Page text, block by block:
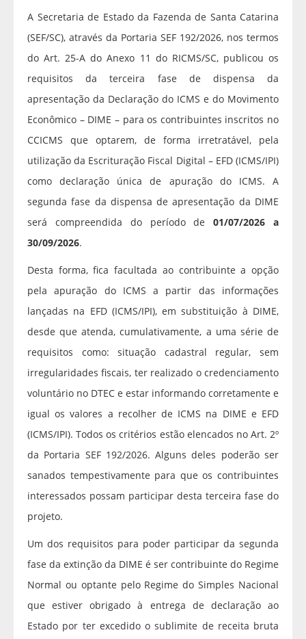
A Secretaria de Estado da Fazenda de Santa Catarina
(SEF/SC), através da Portaria SEF 192/2026, nos termos
do Art. 25-A do Anexo 11 do RICMS/SC, publicou os
requisitos da terceira fase de dispensa da
apresentação da Declaração do ICMS e do Movimento
Econômico – DIME – para os contribuintes inscritos no
CCICMS que optarem, de forma irretratável, pela
utilização da Escrituração Fiscal Digital – EFD (ICMS/IPI)
como declaração única de apuração do ICMS. A
segunda fase da dispensa de apresentação da DIME
será compreendida do período de01/07/2026 a
30/09/2026.
Desta forma, fica facultada ao contribuinte a opção
pela apuração do ICMS a partir das informações
lançadas na EFD (ICMS/IPI), em substituição à DIME,
desde que atenda, cumulativamente, a uma série de
requisitos como: situação cadastral regular, sem
irregularidades fiscais, ter realizado o credenciamento
voluntário no DTEC e estar informando corretamente e
igual os valores a recolher de ICMS na DIME e EFD
(ICMS/IPI). Todos os critérios estão elencados no Art. 2º
da Portaria SEF 192/2026. Alguns deles poderão ser
sanados tempestivamente para que os contribuintes
interessados possam participar desta terceira fase do
projeto.
Um dos requisitos para poder participar da segunda
fase da extinção da DIME é ser contribuinte do Regime
Normal ou optante pelo Regime do Simples Nacional
que estiver obrigado à entrega de declaração ao
Estado por ter excedido o sublimite de receita bruta